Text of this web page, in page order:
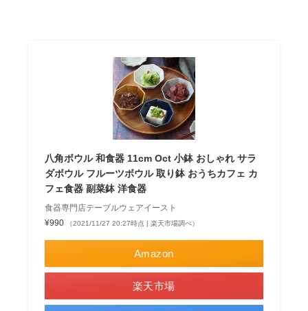
八角ボウル 和食器 11cm Oct 小鉢 おしゃれ サラ
ダボウル フルーツボウル 取り鉢 おうちカフェ カ
フェ食器 副菜鉢 洋食器
食器専門店テーブルウェアイースト
¥990
（2021/11/27 20:27時点 | 楽天市場調べ）
Amazon
楽天市場